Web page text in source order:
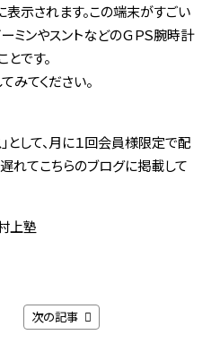
示されます。この端末がすごい
ミンやスントなどのＧＰＳ腕時計
です。
てください。
として、月に１回会員様限定で配
れてこちらのブログに掲載して
上塾
次の記事